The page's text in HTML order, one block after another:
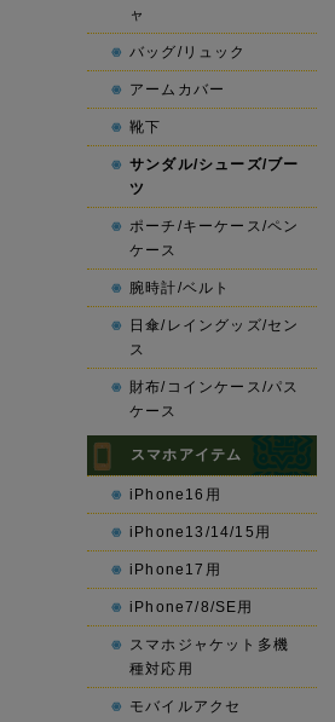
ャ
バッグ/リュック
アームカバー
靴下
サンダル/シューズ/ブー
ツ
ポーチ/キーケース/ペン
ケース
腕時計/ベルト
日傘/レイングッズ/セン
ス
財布/コインケース/パス
ケース
スマホアイテム
iPhone16用
iPhone13/14/15用
iPhone17用
iPhone7/8/SE用
スマホジャケット多機
種対応用
モバイルアクセ